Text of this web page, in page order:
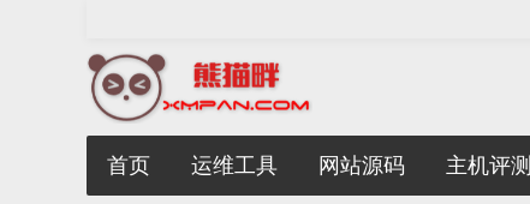
首页 运维工具 网站源码 主机评测